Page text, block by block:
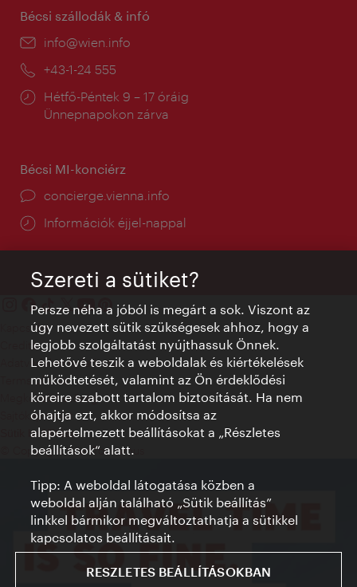
Bécsi szállodák & infó
E-
info@wien.info
Telefon:
+43-1-24 555
Nyitva
tartás:
Hétfő-Péntek 9 – 17 óráig
Ünnepnapokon zárva
Bécsi MI-konciérz
concierge.vienna.info
Információk éjjel-nappal
Kapcsolat
Credits
Adatvédelmi nyilatkozat
Terms of Use
Megközelíthetőség
Sajtókapcsolat
Sütik beállítása
© Copyright WienTourismus
Szereti a sütiket?
Persze néha a jóból is megárt a sok. Viszont az
úgy nevezett sütik szükségesek ahhoz, hogy a
legjobb szolgáltatást nyújthassuk Önnek.
Lehetővé teszik a weboldalak és kiértékelések
működtetését, valamint az Ön érdeklődési
köreire szabott tartalom biztosítását. Ha nem
óhajtja ezt, akkor módosítsa az
alapértelmezett beállításokat a „Részletes
beállítások“ alatt.
Tipp: A weboldal látogatása közben a
weboldal alján található „Sütik beállítás”
linkkel bármikor megváltoztathatja a sütikkel
kapcsolatos beállításait.
RESZLETES BEÁLLÍTÁSOKBAN